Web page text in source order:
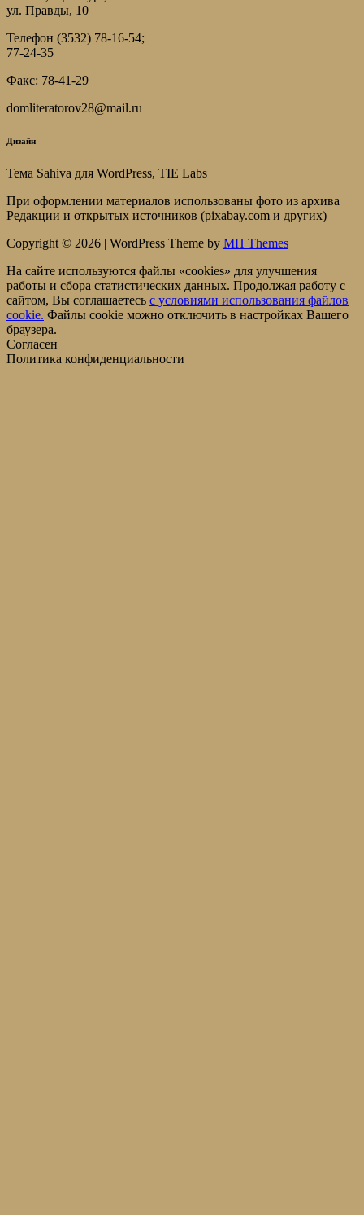
ул. Правды, 10
Телефон (3532) 78-16-54;
77-24-35
Факс: 78-41-29
domliteratorov28@mail.ru
Дизайн
Тема Sahiva для WordPress, TIE Labs
При оформлении материалов использованы фото из архива
Редакции и открытых источников (pixabay.com и других)
Copyright © 2026 | WordPress Theme by MH Themes
На сайте используются файлы «cookies» для улучшения
работы и сбора статистических данных. Продолжая работу с
сайтом, Вы соглашаетесь c условиями использования файлов
cookie. Файлы cookie можно отключить в настройках Вашего
браузера.
Согласен
Политика конфиденциальности